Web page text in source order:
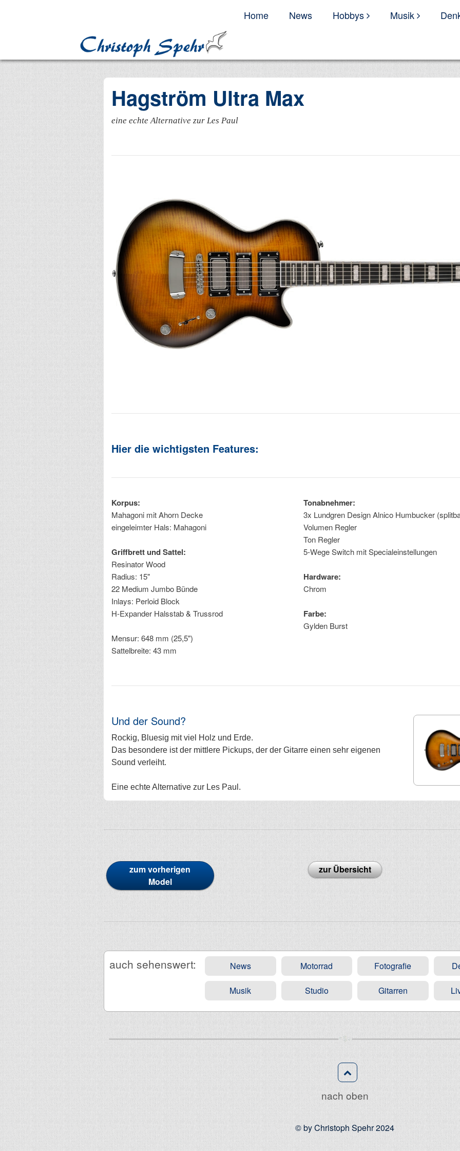
Home News Hobbys Musik
Hagström Ultra Max
eine echte Alternative zur Les Paul
Hier die wichtigsten Features:
Korpus:
Mahagoni mit Ahorn Decke
eingeleimter Hals: Mahagoni
Griffbrett und Sattel:
Resinator Wood
Radius: 15"
22 Medium Jumbo Bünde
Inlays: Perloid Block
H-Expander Halsstab & Trussrod
Mensur: 648 mm (25,5")
Sattelbreite: 43 mm
Tonabnehmer:
3x Lundgren Design Alnico Humbucker
Volumen Regler
Ton Regler
5-Wege Switch mit Specialeinstellungen
Hardware:
Chrom
Farbe:
Gylden Burst
Und der Sound?
Rockig, Bluesig mit viel Holz und Erde.
Das besondere ist der mittlere Pickups, der der Gitarre einen sehr eigenen
Sound verleiht.
Eine echte Alternative zur Les Paul.
zum vorherigen
Model
zur Übersicht
auch sehenswert: News Motorrad Fotografie
Musik Studio Gitarren
nach oben
© by Christoph Spehr 2024